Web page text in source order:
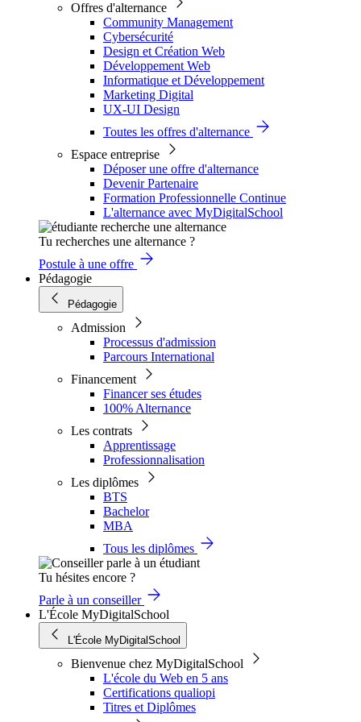
Offres d'alternance
Community Management
Cybersécurité
Design et Création Web
Développement Web
Informatique et Développement
Marketing Digital
UX-UI Design
Toutes les offres d'alternance
Espace entreprise
Déposer une offre d'alternance
Devenir Partenaire
Formation Professionnelle Continue
L'alternance avec MyDigitalSchool
Tu recherches une alternance ?
Postule à une offre
Pédagogie
Pédagogie
Admission
Processus d'admission
Parcours International
Financement
Financer ses études
100% Alternance
Les contrats
Apprentissage
Professionnalisation
Les diplômes
BTS
Bachelor
MBA
Tous les diplômes
Tu hésites encore ?
Parle à un conseiller
L'École MyDigitalSchool
L'École MyDigitalSchool
Bienvenue chez MyDigitalSchool
L'école du Web en 5 ans
Certifications qualiopi
Titres et Diplômes